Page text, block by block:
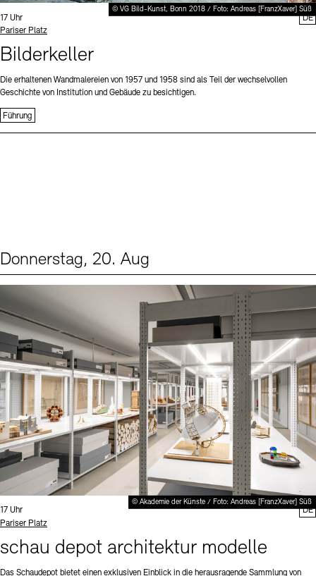
© VG Bild-Kunst, Bonn 2018 / Foto: Andreas [FranzXaver] Süß
Uhrzeit:
17 Uhr
Standort
Pariser Platz
Bilderkeller
Die erhaltenen Wandmalereien von 1957 und 1958 sind als Teil der wechselvollen
Geschichte von Institution und Gebäude zu besichtigen.
Führung
DE
Donnerstag, 20. Aug
© Akademie der Künste / Foto: Andreas [FranzXaver] Süß
Uhrzeit:
17 Uhr
Standort
Pariser Platz
schau depot architektur modelle
Das Schaudepot bietet einen exklusiven Einblick in die herausragende Sammlung von
DE